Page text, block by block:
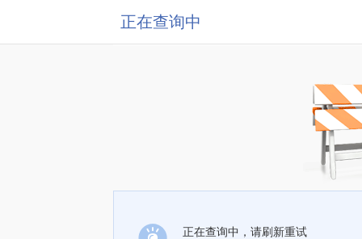
正在查询中
正在查询中，请刷新重试